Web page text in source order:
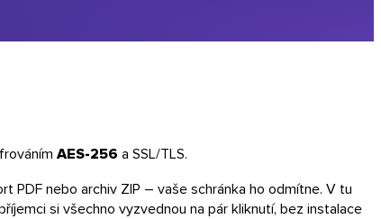
AES-256 a SSL/TLS.
PDF nebo archiv ZIP – vaše schránka ho odmítne. V tu
si všechno vyzvednou na pár kliknutí, bez instalace